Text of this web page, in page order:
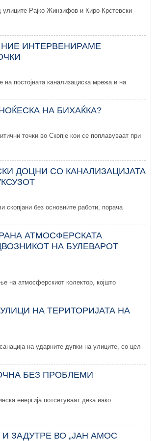
улиците Рајко Жинзифов и Киро Крстевски -
ИНТЕРВЕНИРАМЕ
постојната канализациска мрежа и на
НА БИХАЌКА?
точки во Скопје кои се поплавуваат при
ДОЦНИ СО КАНАЛИЗАЦИЈАТА
скопјани без основните работи, порача
АТМОСФЕРСКАТА
НА БУЛЕВАРОТ
на атмосферскиот колектор, којшто
НА ТЕРИТОРИЈАТА НА
на ударните дупки на улиците, со цел
БЕЗ ПРОБЛЕМИ
енергија потсетуваат дека иако
ЗАДУТРЕ ВО „ЈАН АМОС